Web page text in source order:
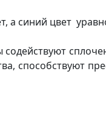
а синий цвет
способствуют